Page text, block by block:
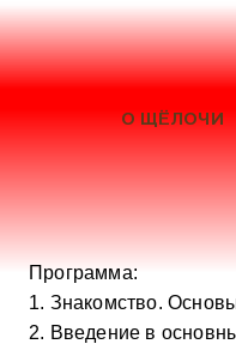
О ЩЁЛОЧИ
Программа:
1. Знакомство.
2. Введение в